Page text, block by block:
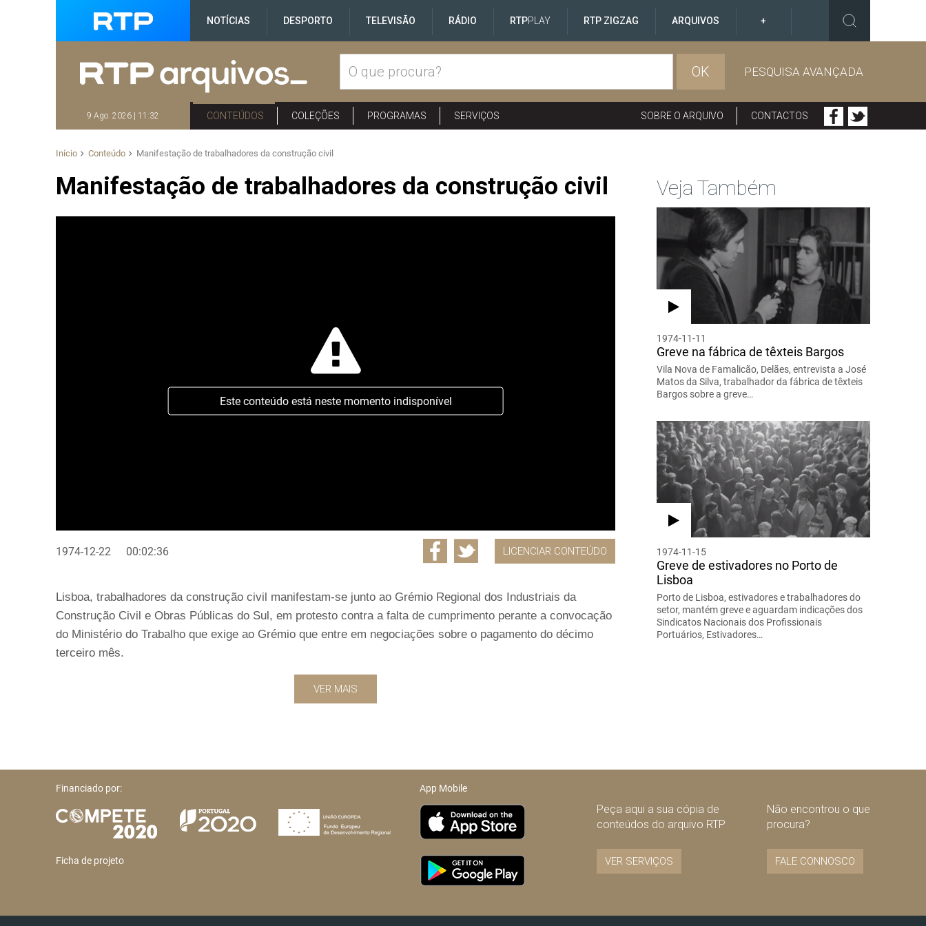
NOTÍCIAS DESPORTO TELEVISÃO RÁDIO RTPPLAY RTP ZIGZAG ARQUIVOS +
OK PESQUISA AVANÇADA
9 Ago. 2026 | 11:32 CONTEÚDOS COLEÇÕES PROGRAMAS SERVIÇOS SOBRE O ARQUIVO CONTACTOS
Início Conteúdo Manifestação de trabalhadores da construção civil
Manifestação de trabalhadores da construção civil
Este conteúdo está neste momento indisponível
1974-12-22 00:02:36 LICENCIAR CONTEÚDO
Lisboa, trabalhadores da construção civil manifestam-se junto ao Grémio Regional dos Industriais da
Construção Civil e Obras Públicas do Sul, em protesto contra a falta de cumprimento perante a convocação
do Ministério do Trabalho que exige ao Grémio que entre em negociações sobre o pagamento do décimo
terceiro mês.
VER MAIS
Veja Também
1974-11-11
Greve na fábrica de têxteis Bargos
Vila Nova de Famalicão, Delães, entrevista a José
Matos da Silva, trabalhador da fábrica de têxteis
Bargos sobre a greve…
1974-11-15
Greve de estivadores no Porto de
Lisboa
Porto de Lisboa, estivadores e trabalhadores do
setor, mantém greve e aguardam indicações dos
Sindicatos Nacionais dos Profissionais
Portuários, Estivadores…
Financiado por:
Ficha de projeto
App Mobile
Peça aqui a sua cópia de
conteúdos do arquivo RTP
VER SERVIÇOS
Não encontrou o que
procura?
FALE CONNOSCO